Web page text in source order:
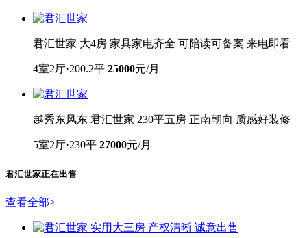
君汇世家 大4房 家具家电齐全 可陪读可备案 来电即看
4室2厅·200.2平 25000元/月
越秀东风东 君汇世家 230平五房 正南朝向 质感好装修
5室2厅·230平 27000元/月
君汇世家正在出售
查看全部>